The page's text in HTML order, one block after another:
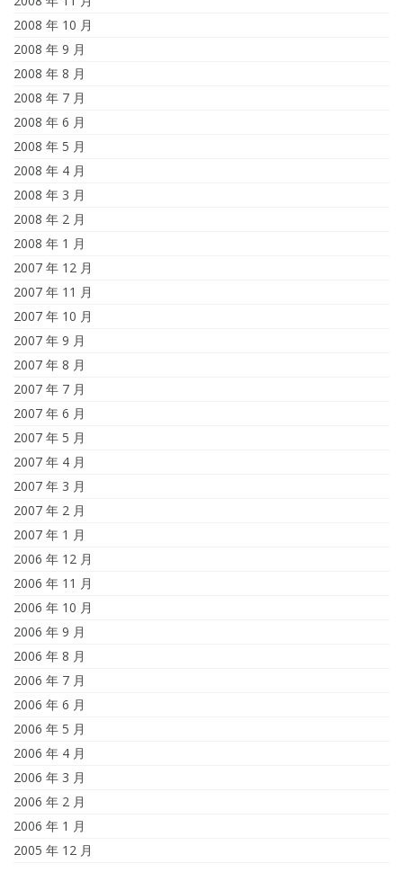
2008 年 10 月
2008 年 9 月
2008 年 8 月
2008 年 7 月
2008 年 6 月
2008 年 5 月
2008 年 4 月
2008 年 3 月
2008 年 2 月
2008 年 1 月
2007 年 12 月
2007 年 11 月
2007 年 10 月
2007 年 9 月
2007 年 8 月
2007 年 7 月
2007 年 6 月
2007 年 5 月
2007 年 4 月
2007 年 3 月
2007 年 2 月
2007 年 1 月
2006 年 12 月
2006 年 11 月
2006 年 10 月
2006 年 9 月
2006 年 8 月
2006 年 7 月
2006 年 6 月
2006 年 5 月
2006 年 4 月
2006 年 3 月
2006 年 2 月
2006 年 1 月
2005 年 12 月